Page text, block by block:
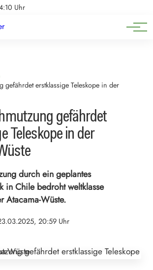
Uhr
gefährdet erstklassige Teleskope in der
gefährdet
Teleskope in der
durch ein geplantes
in Chile bedroht weltklasse
Atacama-Wüste.
20:59 Uhr